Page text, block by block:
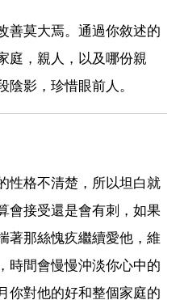
善莫大焉。通過你敘述的
庭，親人，以及哪份親
影，珍惜眼前人。
性格不清楚，所以坦白就
會接受還是會有刺，如果
著那絲愧疚繼續愛他，維
時間會慢慢沖淡你心中的
你對他的好和整個家庭的